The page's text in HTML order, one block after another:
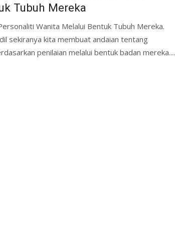
Tubuh Mereka
Wanita Melalui Bentuk Tubuh Mereka.
sekiranya kita membuat andaian tentang
penilaian melalui bentuk badan mereka....